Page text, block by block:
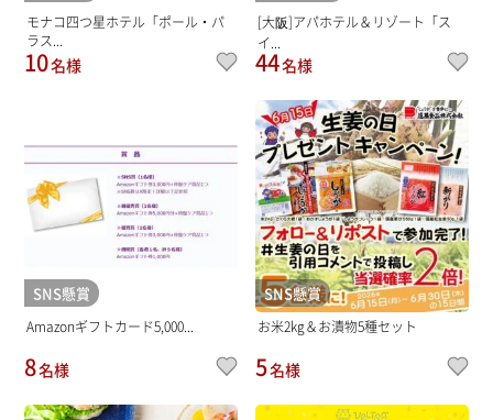
モナコ四つ星ホテル「ポール・パ
ラス...
10名様
[大阪]アパホテル＆リゾート「ス
イ...
44名様
SNS懸賞
Amazonギフトカード5,000...
8名様
SNS懸賞
お米2kg＆お漬物5種セット
5名様